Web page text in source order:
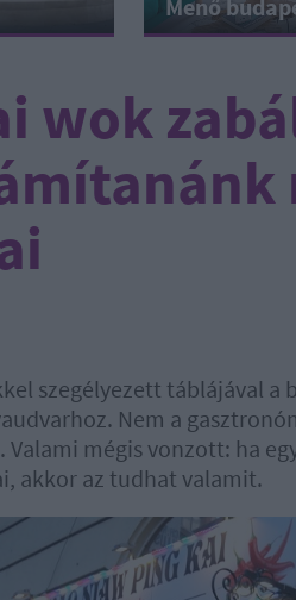
Menő
wok
szegélyezett táblájával
Nem a
mégis vonzott: ha
akkor az tudhat valamit.